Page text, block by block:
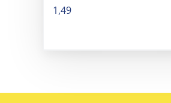
1,49